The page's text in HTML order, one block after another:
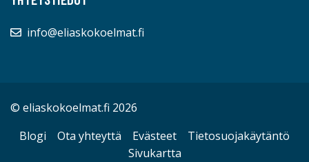
info@eliaskokoelmat.fi
© eliaskokoelmat.fi 2026
Blogi
Ota yhteyttä Evästeet
Tietosuojakäytäntö
Sivukartta